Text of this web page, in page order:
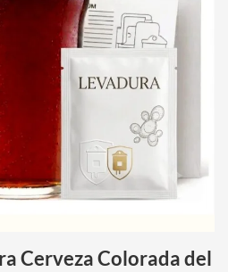
Cerveza Colorada del